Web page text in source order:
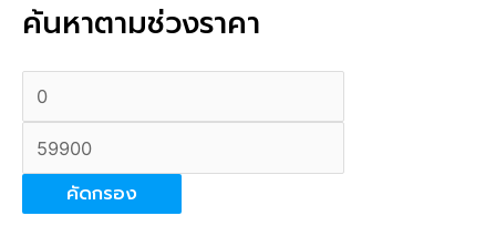
ค้นหาตามช่วงราคา
า
า
คัดกรอง